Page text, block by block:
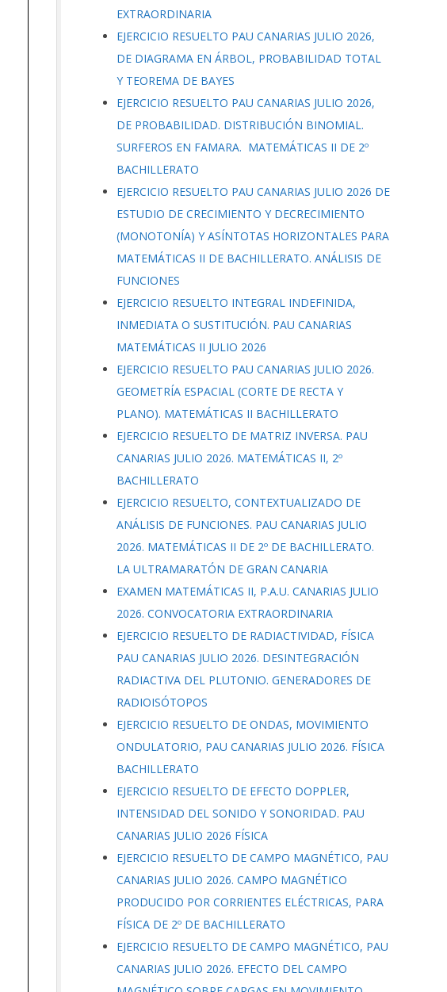
EXTRAORDINARIA
EJERCICIO RESUELTO PAU CANARIAS JULIO 2026,
DE DIAGRAMA EN ÁRBOL, PROBABILIDAD TOTAL
Y TEOREMA DE BAYES
EJERCICIO RESUELTO PAU CANARIAS JULIO 2026,
DE PROBABILIDAD. DISTRIBUCIÓN BINOMIAL.
SURFEROS EN FAMARA. MATEMÁTICAS II DE 2º
BACHILLERATO
EJERCICIO RESUELTO PAU CANARIAS JULIO 2026 DE
ESTUDIO DE CRECIMIENTO Y DECRECIMIENTO
(MONOTONÍA) Y ASÍNTOTAS HORIZONTALES PARA
MATEMÁTICAS II DE BACHILLERATO. ANÁLISIS DE
FUNCIONES
EJERCICIO RESUELTO INTEGRAL INDEFINIDA,
INMEDIATA O SUSTITUCIÓN. PAU CANARIAS
MATEMÁTICAS II JULIO 2026
EJERCICIO RESUELTO PAU CANARIAS JULIO 2026.
GEOMETRÍA ESPACIAL (CORTE DE RECTA Y
PLANO). MATEMÁTICAS II BACHILLERATO
EJERCICIO RESUELTO DE MATRIZ INVERSA. PAU
CANARIAS JULIO 2026. MATEMÁTICAS II, 2º
BACHILLERATO
EJERCICIO RESUELTO, CONTEXTUALIZADO DE
ANÁLISIS DE FUNCIONES. PAU CANARIAS JULIO
2026. MATEMÁTICAS II DE 2º DE BACHILLERATO.
LA ULTRAMARATÓN DE GRAN CANARIA
EXAMEN MATEMÁTICAS II, P.A.U. CANARIAS JULIO
2026. CONVOCATORIA EXTRAORDINARIA
EJERCICIO RESUELTO DE RADIACTIVIDAD, FÍSICA
PAU CANARIAS JULIO 2026. DESINTEGRACIÓN
RADIACTIVA DEL PLUTONIO. GENERADORES DE
RADIOISÓTOPOS
EJERCICIO RESUELTO DE ONDAS, MOVIMIENTO
ONDULATORIO, PAU CANARIAS JULIO 2026. FÍSICA
BACHILLERATO
EJERCICIO RESUELTO DE EFECTO DOPPLER,
INTENSIDAD DEL SONIDO Y SONORIDAD. PAU
CANARIAS JULIO 2026 FÍSICA
EJERCICIO RESUELTO DE CAMPO MAGNÉTICO, PAU
CANARIAS JULIO 2026. CAMPO MAGNÉTICO
PRODUCIDO POR CORRIENTES ELÉCTRICAS, PARA
FÍSICA DE 2º DE BACHILLERATO
EJERCICIO RESUELTO DE CAMPO MAGNÉTICO, PAU
CANARIAS JULIO 2026. EFECTO DEL CAMPO